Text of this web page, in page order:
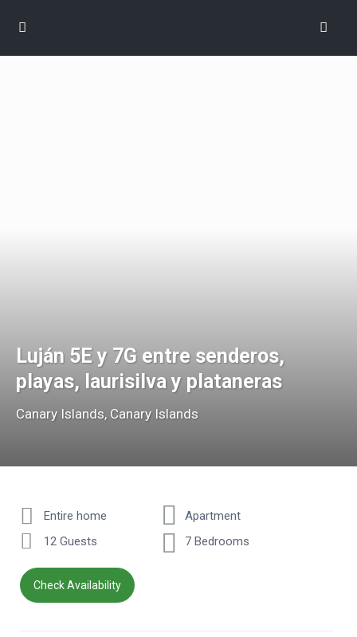
Luján 5E y 7G entre senderos,
playas, laurisilva y plataneras
Canary Islands, Canary Islands
Entire home
Apartment
12 Guests
7 Bedrooms
Check Availability